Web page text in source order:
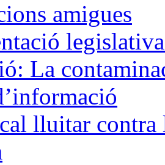
amigues
La
lluitar